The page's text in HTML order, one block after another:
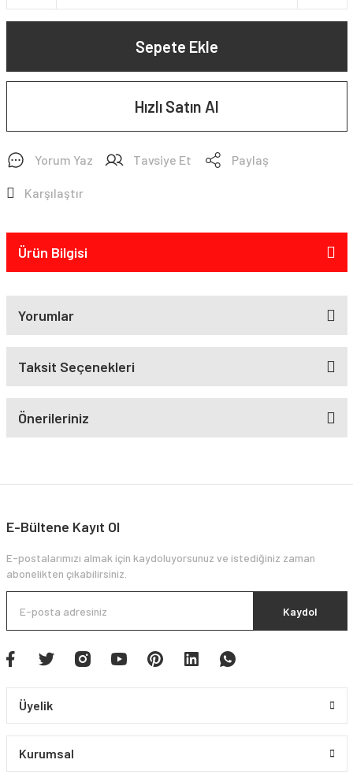
Sepete Ekle
Hızlı Satın Al
Yorum Yaz Tavsiye Et Paylaş
Karşılaştır
Ürün Bilgisi
Yorumlar
Taksit Seçenekleri
Önerileriniz
E-Bültene Kayıt Ol
E-postalarımızı almak için kaydoluyorsunuz ve istediğiniz zaman
abonelikten çıkabilirsiniz.
Kaydol
Üyelik
Kurumsal